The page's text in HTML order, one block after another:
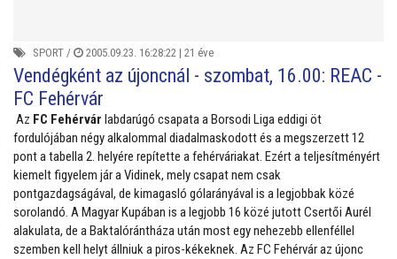
SPORT / 2005.09.23. 16:28:22 | 21 éve
Vendégként az újoncnál - szombat, 16.00: REAC -
FC Fehérvár
Az FC Fehérvár labdarúgó csapata a Borsodi Liga eddigi öt
fordulójában négy alkalommal diadalmaskodott és a megszerzett 12
pont a tabella 2. helyére repítette a fehérváriakat. Ezért a teljesítményért
kiemelt figyelem jár a Vidinek, mely csapat nem csak
pontgazdagságával, de kimagasló gólarányával is a legjobbak közé
sorolandó. A Magyar Kupában is a legjobb 16 közé jutott Csertői Aurél
alakulata, de a Baktalórántháza után most egy nehezebb ellenféllel
szemben kell helyt állniuk a piros-kékeknek. Az FC Fehérvár az újonc